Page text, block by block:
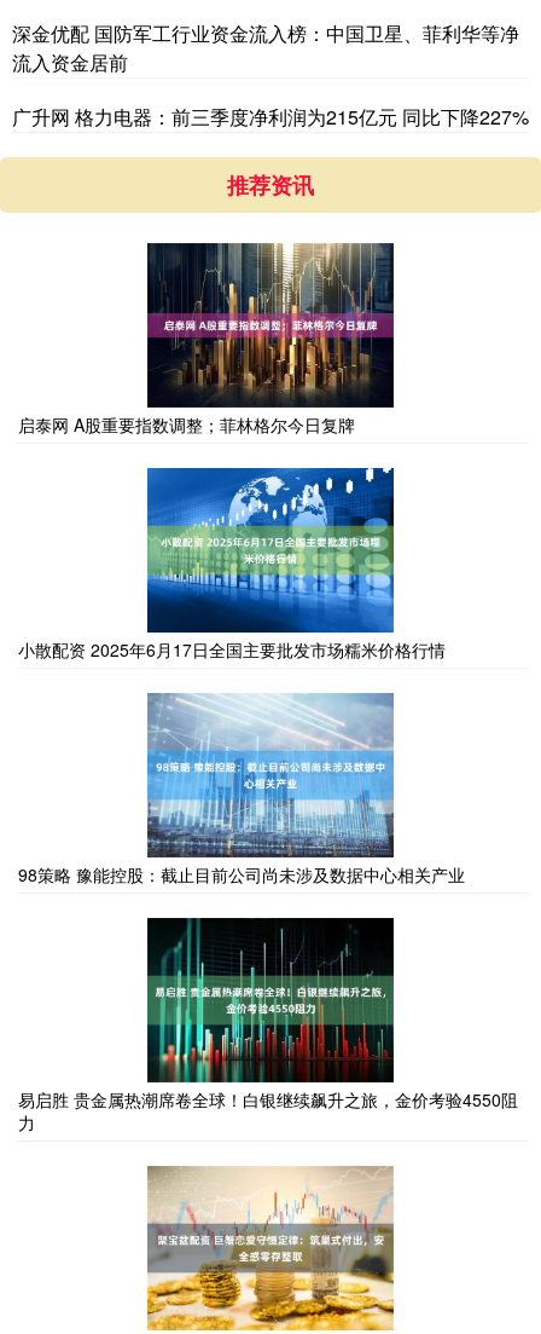
深金优配 国防军工行业资金流入榜：中国卫星、菲利华等净
流入资金居前
广升网 格力电器：前三季度净利润为215亿元 同比下降227%
推荐资讯
启泰网 A股重要指数调整；菲林格尔今日复牌
小散配资 2025年6月17日全国主要批发市场糯米价格行情
98策略 豫能控股：截止目前公司尚未涉及数据中心相关产业
易启胜 贵金属热潮席卷全球！白银继续飙升之旅，金价考验4550阻
力